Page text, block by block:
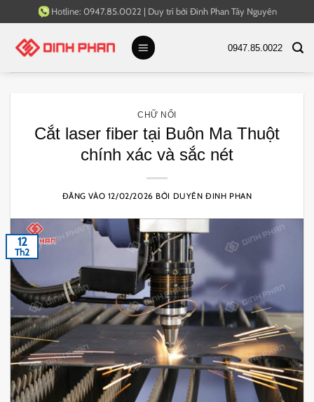
qua
Hotline: 0947.85.0022 | Duy trì bởi Đinh Phan Tây Nguyên
0947.85.0022
CHỮ NỔI
Cắt laser fiber tại Buôn Ma Thuột
chính xác và sắc nét
ĐĂNG VÀO 12/02/2026 BỞI DUYÊN ĐINH PHAN
12
Th2